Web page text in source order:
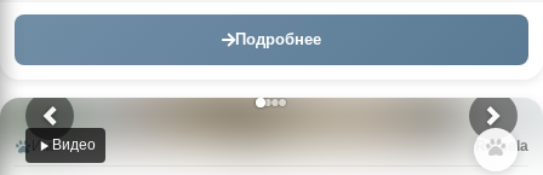
Подробнее
Видео
Имя Rafaela